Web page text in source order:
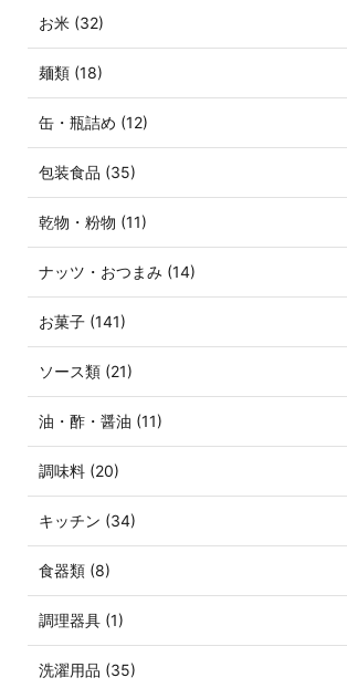
お米 (32)
麺類 (18)
缶・瓶詰め (12)
包装食品 (35)
乾物・粉物 (11)
ナッツ・おつまみ (14)
お菓子 (141)
ソース類 (21)
油・酢・醤油 (11)
調味料 (20)
キッチン (34)
食器類 (8)
調理器具 (1)
洗濯用品 (35)